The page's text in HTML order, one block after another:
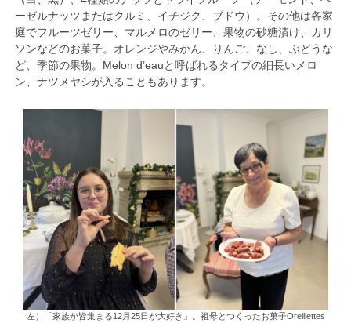
ーゼルナッツまたはクルミ、イチジク、ブドウ）。その他は各家
庭でフルーツゼリー、マルメロのゼリー、果物の砂糖漬け、カリ
ソンなどのお菓子。オレンジやみかん、りんご、なし、ぶどうな
ど、季節の果物。Melon d’eauと呼ばれるタイプの細長いメロ
ン、ナツメヤシが入ることもあります。
左）「家族が皆集まる12月25日が大好き」。祖母とつくったお菓子Oreillettes